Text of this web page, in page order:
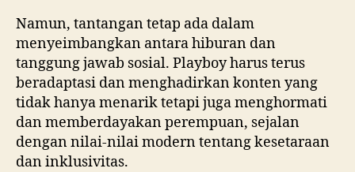
Namun, tantangan tetap ada dalam
menyeimbangkan antara hiburan dan
tanggung jawab sosial. Playboy harus terus
beradaptasi dan menghadirkan konten yang
tidak hanya menarik tetapi juga menghormati
dan memberdayakan perempuan, sejalan
dengan nilai-nilai modern tentang kesetaraan
dan inklusivitas.